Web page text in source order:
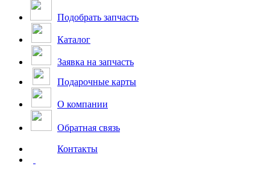
Подобрать запчасть
Каталог
Заявка на запчасть
Подарочные карты
О компании
Обратная связь
Контакты